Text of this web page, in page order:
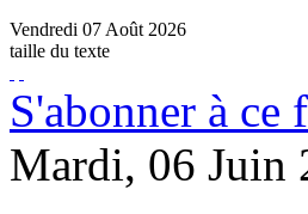
Vendredi 07 Août 2026
taille du texte
S'abonner à ce
Mardi, 06 Juin